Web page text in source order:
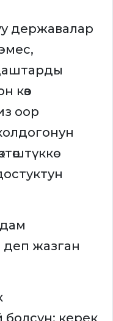
державалар
көз
оор
деп жазган